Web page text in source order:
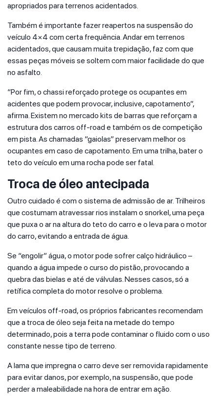
apropriados para terrenos acidentados.
Também é importante fazer reapertos na suspensão do
veículo 4×4 com certa frequência. Andar em terrenos
acidentados, que causam muita trepidação, faz com que
essas peças móveis se soltem com maior facilidade do que
no asfalto.
“Por fim, o chassi reforçado protege os ocupantes em
acidentes que podem provocar, inclusive, capotamento”,
afirma. Existem no mercado kits de barras que reforçam a
estrutura dos carros off-road e também os de competição
em pista. As chamadas “gaiolas” preservam melhor os
ocupantes em caso de capotamento. Em uma trilha, bater o
teto do veículo em uma rocha pode ser fatal.
Troca de óleo antecipada
Outro cuidado é com o sistema de admissão de ar. Trilheiros
que costumam atravessar rios instalam o snorkel, uma peça
que puxa o ar na altura do teto do carro e o leva para o motor
do carro, evitando a entrada de água.
Se “engolir” água, o motor pode sofrer calço hidráulico –
quando a água impede o curso do pistão, provocando a
quebra das bielas e até de válvulas. Nesses casos, só a
retífica completa do motor resolve o problema.
Em veículos off-road, os próprios fabricantes recomendam
que a troca de óleo seja feita na metade do tempo
determinado, pois a terra pode contaminar o fluido com o uso
constante nesse tipo de terreno.
A lama que impregna o carro deve ser removida rapidamente
para evitar danos, por exemplo, na suspensão, que pode
perder a maleabilidade na hora de entrar em ação.